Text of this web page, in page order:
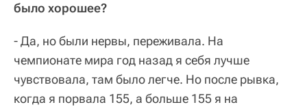
было хорошее?
- Да, но были нервы, переживала. На
чемпионате мира год назад я себя лучше
чувствовала, там было легче. Но после рывка,
когда я порвала 155, а больше 155 я на